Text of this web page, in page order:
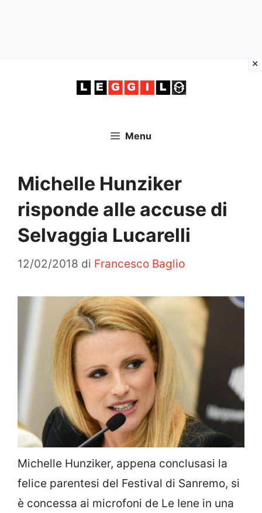
Menu
Michelle Hunziker
risponde alle accuse di
Selvaggia Lucarelli
12/02/2018 di Francesco Baglio
Michelle Hunziker, appena conclusasi la
felice parentesi del Festival di Sanremo, si
è concessa ai microfoni de Le Iene in una